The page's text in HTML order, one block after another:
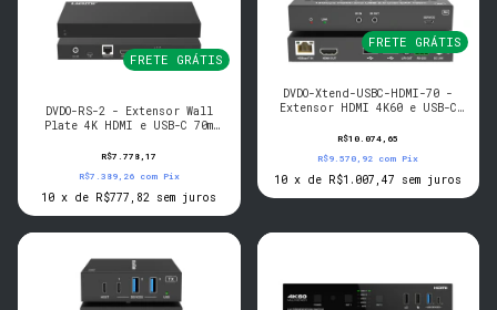
FRETE GRÁTIS
DVDO-RS-2 - Extensor Wall
Plate 4K HDMI e USB-C 70m
R$7.778,17
R$7.389,26 com Pix
10 x de R$777,82 sem juros
FRETE GRÁTIS
DVDO-Xtend-USBC-HDMI-70 -
Extensor HDMI 4K60 e USB-C
R$10.074,65
R$9.570,92 com Pix
10 x de R$1.007,47 sem juros